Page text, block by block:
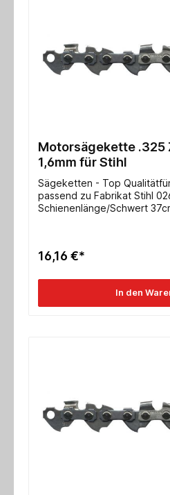
Motorsägekette .325
1,6mm für Stihl
Sägeketten - Top
passend zu Fabrikat Stihl
Schienenlänge/Schwert
16,16 €*
In den